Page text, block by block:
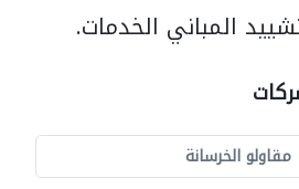
المباني الخدمات.
مقاولو الخرسانة